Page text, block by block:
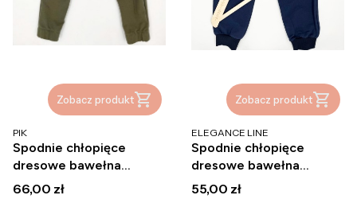
Zobacz produkt
PRODUCENT
PIK
Spodnie chłopięce
dresowe bawełna
polskie GYM WEAR PIK
Cena
66,00 zł
Zobacz produkt
PRODUCENT
ELEGANCE LINE
Spodnie chłopięce
dresowe bawełna
polskie Psi Patrol
Cena
55,00 zł